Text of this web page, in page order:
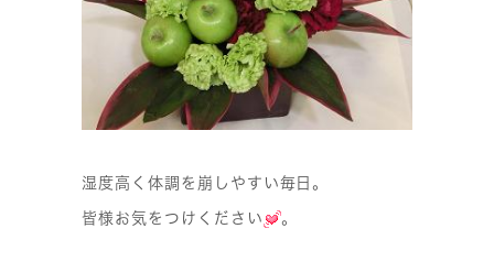
湿度高く体調を崩しやすい毎日。
皆様お気をつけください 。